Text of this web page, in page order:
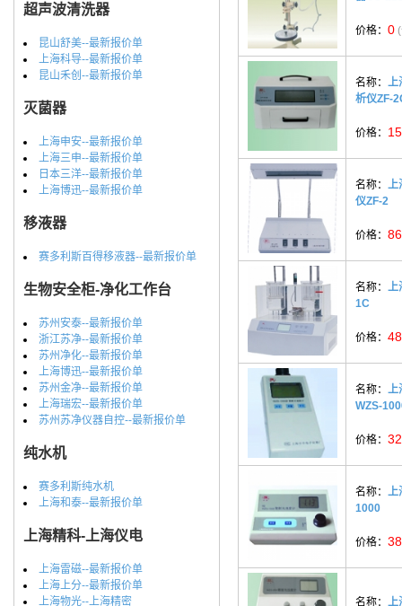
超声波清洗器
昆山舒美--最新报价单
上海科导--最新报价单
昆山禾创--最新报价单
灭菌器
上海申安--最新报价单
上海三申--最新报价单
日本三洋--最新报价单
上海博迅--最新报价单
移液器
赛多利斯百得移液器--最新报价单
生物安全柜-净化工作台
苏州安泰--最新报价单
浙江苏净--最新报价单
苏州净化--最新报价单
上海博迅--最新报价单
苏州金净--最新报价单
上海瑞宏--最新报价单
苏州苏净仪器自控--最新报价单
纯水机
赛多利斯纯水机
上海和泰--最新报价单
上海精科-上海仪电
上海雷磁--最新报价单
上海上分--最新报价单
上海物光--上海精密
价格： 0
名称： 上
析仪ZF-
价格：
名称： 上
仪ZF-2
价格：
名称： 上
1C
价格：
名称： 上
WZS-
价格：
名称： 上
1000
价格：
名称： 上